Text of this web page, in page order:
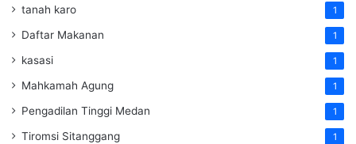
tanah karo 1
Daftar Makanan 1
kasasi 1
Mahkamah Agung 1
Pengadilan Tinggi Medan 1
Tiromsi Sitanggang 1